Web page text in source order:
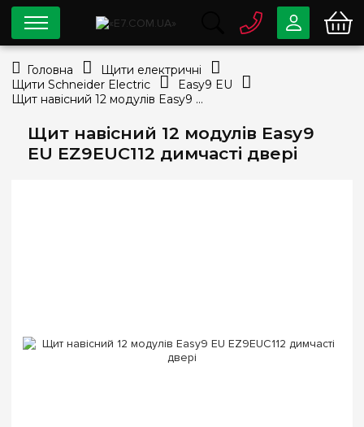
Щит навісний 12 модулів Easy9
EU EZ9EUC112 димчасті двері
0 800
Безкоштовно
info@e7.com.ua
334-79-78
Viber Telegram
Головна
Щити електричні
Щити Schneider Electric
Easy9 EU
Щит навісний 12 модулів Easy9 EU EZ9EUC112 димчасті двері